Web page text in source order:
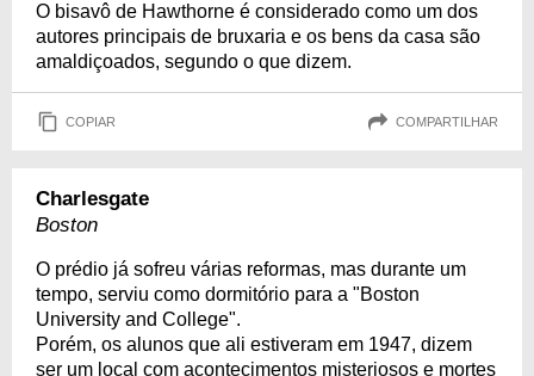
O bisavô de Hawthorne é considerado como um dos
autores principais de bruxaria e os bens da casa são
amaldiçoados, segundo o que dizem.
COPIAR COMPARTILHAR
Charlesgate
Boston
O prédio já sofreu várias reformas, mas durante um
tempo, serviu como dormitório para a "Boston
University and College".
Porém, os alunos que ali estiveram em 1947, dizem
ser um local com acontecimentos misteriosos e mortes